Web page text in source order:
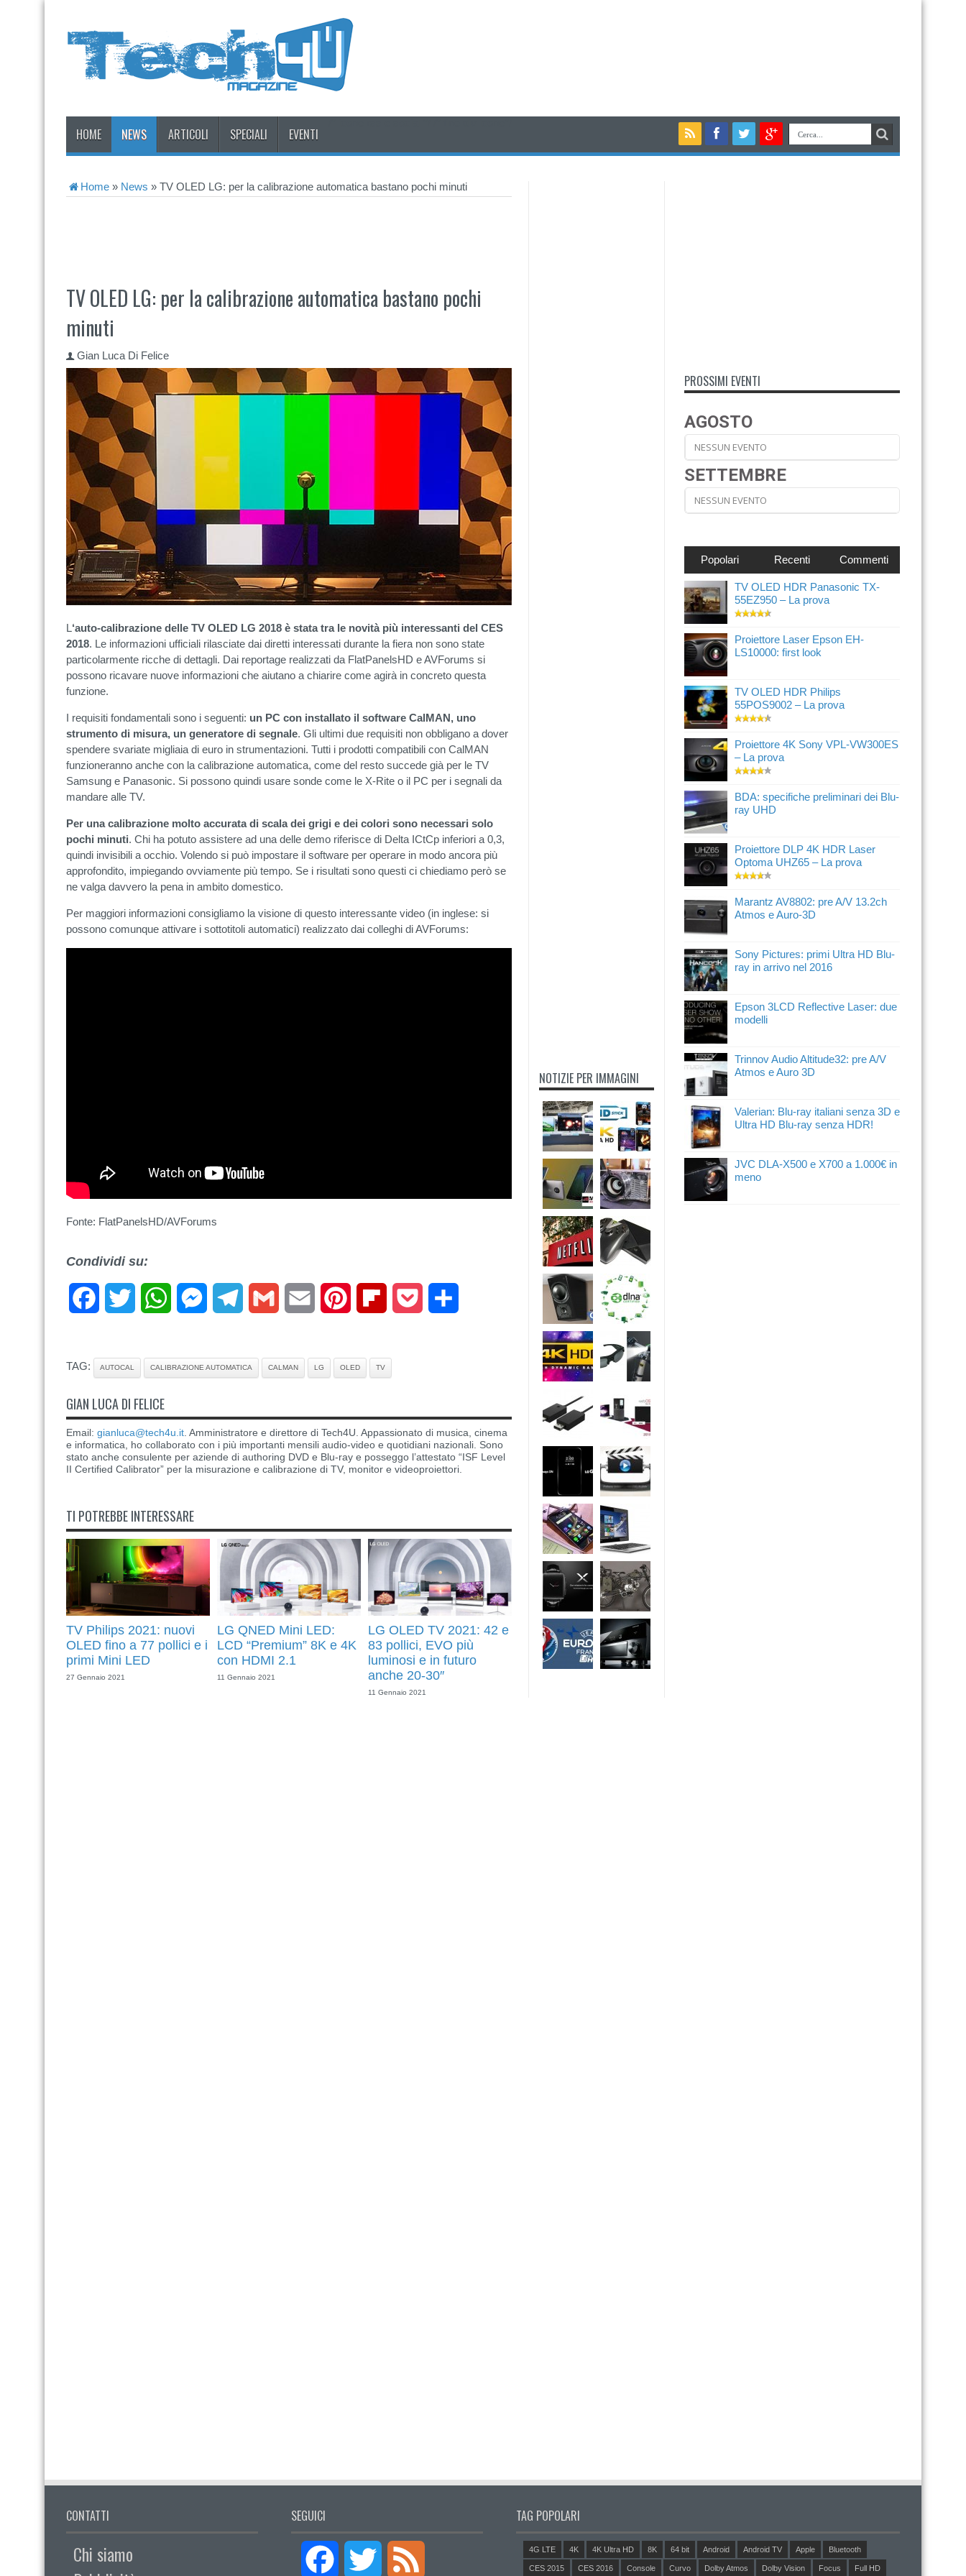
HOME NEWS ARTICOLI SPECIALI EVENTI
Home » News » TV OLED LG: per la calibrazione automatica bastano pochi minuti
TV OLED LG: per la calibrazione automatica bastano pochi
minuti
Gian Luca Di Felice
L‘auto-calibrazione delle TV OLED LG 2018 è stata tra le novità più interessanti del CES
2018. Le informazioni ufficiali rilasciate dai diretti interessati durante la fiera non sono state
particolarmente ricche di dettagli. Dai reportage realizzati da FlatPanelsHD e AVForums si
possono ricavare nuove informazioni che aiutano a chiarire come agirà in concreto questa
funzione.
I requisiti fondamentali sono i seguenti: un PC con installato il software CalMAN, uno
strumento di misura, un generatore di segnale. Gli ultimi due requisiti non obbligano a dover
spendere svariate migliaia di euro in strumentazioni. Tutti i prodotti compatibili con CalMAN
funzioneranno anche con la calibrazione automatica, come del resto succede già per le TV
Samsung e Panasonic. Si possono quindi usare sonde come le X-Rite o il PC per i segnali da
mandare alle TV.
Per una calibrazione molto accurata di scala dei grigi e dei colori sono necessari solo
pochi minuti. Chi ha potuto assistere ad una delle demo riferisce di Delta ICtCp inferiori a 0,3,
quindi invisibili a occhio. Volendo si può impostare il software per operare in modo ancora più
approfondito, impiegando ovviamente più tempo. Se i risultati sono questi ci chiediamo però se
ne valga davvero la pena in ambito domestico.
Per maggiori informazioni consigliamo la visione di questo interessante video (in inglese: si
possono comunque attivare i sottotitoli automatici) realizzato dai colleghi di AVForums:
Fonte: FlatPanelsHD/AVForums
Condividi su:
FacebookTwitter WhatsAppMessengerTelegramGmail Email Pinterest FlipboardPocket
TAG: AUTOCAL CALIBRAZIONE AUTOMATICA CALMAN LG OLED TV
GIAN LUCA DI FELICE
Email: gianluca@tech4u.it . Amministratore e direttore di Tech4U. Appassionato di musica, cinema
e informatica, ho collaborato con i più importanti mensili audio-video e quotidiani nazionali. Sono
stato anche consulente per aziende di authoring DVD e Blu-ray e posseggo l’attestato “ISF Level
II Certified Calibrator” per la misurazione e calibrazione di TV, monitor e videoproiettori.
TI POTREBBE INTERESSARE
TV Philips 2021: nuovi
OLED fino a 77 pollici e i
primi Mini LED
27 Gennaio 2021
LG QNED Mini LED:
LCD “Premium” 8K e 4K
con HDMI 2.1
11 Gennaio 2021
LG OLED TV 2021: 42 e
83 pollici, EVO più
luminosi e in futuro
anche 20-30″
11 Gennaio 2021
NOTIZIE PER IMMAGINI
PROSSIMI EVENTI
AGOSTO
NESSUN EVENTO
SETTEMBRE
NESSUN EVENTO
Popolari Recenti Commenti
TV OLED HDR Panasonic TX-
55EZ950 – La prova
Proiettore Laser Epson EH-
LS10000: first look
TV OLED HDR Philips
55POS9002 – La prova
Proiettore 4K Sony VPL-VW300ES
– La prova
BDA: specifiche preliminari dei Blu-
ray UHD
Proiettore DLP 4K HDR Laser
Optoma UHZ65 – La prova
Marantz AV8802: pre A/V 13.2ch
Atmos e Auro-3D
Sony Pictures: primi Ultra HD Blu-
ray in arrivo nel 2016
Epson 3LCD Reflective Laser: due
modelli
Trinnov Audio Altitude32: pre A/V
Atmos e Auro 3D
Valerian: Blu-ray italiani senza 3D e
Ultra HD Blu-ray senza HDR!
JVC DLA-X500 e X700 a 1.000€ in
meno
CONTATTI
Chi siamo
SEGUICI
Facebook Twitter
TAG POPOLARI
4G LTE 4K 4K Ultra HD 8K 64 bit Android Android TV Apple Bluetooth
CES 2015 CES 2016 Console Curvo Dolby Atmos Dolby Vision Focus Full HD